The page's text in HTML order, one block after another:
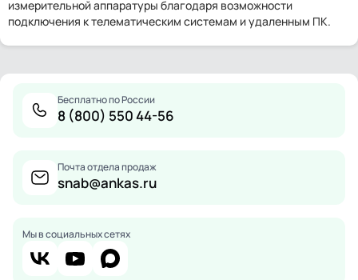
измерительной аппаратуры благодаря возможности
подключения к телематическим системам и удаленным ПК.
Бесплатно по России
8 (800) 550 44-56
Почта отдела продаж
snab@ankas.ru
Мы в социальных сетях